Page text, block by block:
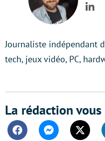
Journaliste indépendant
tech, jeux vidéo, PC,
La rédaction
FacebookMessengerTwitter